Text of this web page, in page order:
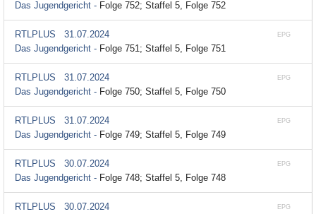
Das Jugendgericht - Folge 752; Staffel 5, Folge 752
EPG
RTLPLUS
31.07.2024
Das Jugendgericht - Folge 751; Staffel 5, Folge 751
EPG
RTLPLUS
31.07.2024
Das Jugendgericht - Folge 750; Staffel 5, Folge 750
EPG
RTLPLUS
31.07.2024
Das Jugendgericht - Folge 749; Staffel 5, Folge 749
EPG
RTLPLUS
30.07.2024
Das Jugendgericht - Folge 748; Staffel 5, Folge 748
EPG
RTLPLUS
30.07.2024